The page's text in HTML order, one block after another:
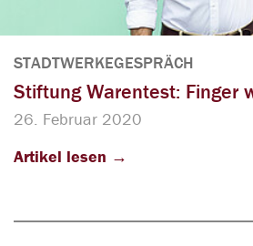
STADTWERKEGESPRÄCH
Stiftung Warentest: Finger
26. Februar 2020
Artikel lesen